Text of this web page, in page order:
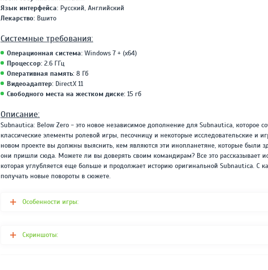
Язык интерфейса:Русский, Английский
Лекарство:Вшито
Системные требования:
Операционная система:Windows 7 + (x64)
Процессор:2.6 ГГц
Оперативная память:8 Гб
Видеоадаптер:DirectX 11
Свободного места на жестком диске:15 гб
Описание:
Subnautica: Below Zero - это новое независимое дополнение для Subnautica, которое
классические элементы ролевой игры, песочницу и некоторые исследовательские и
новом проекте вы должны выяснить, кем являются эти инопланетяне, которые были
они пришли сюда. Можете ли вы доверять своим командирам? Все это рассказывает
которая углубляется еще больше и продолжает историю оригинальной Subnautica. С
получать новые повороты в сюжете.
Особенности игры:
Скриншоты: